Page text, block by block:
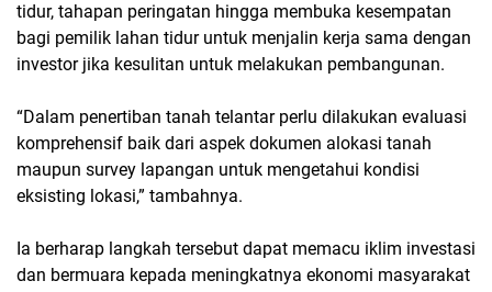
tidur, tahapan peringatan hingga membuka kesempatan
bagi pemilik lahan tidur untuk menjalin kerja sama dengan
investor jika kesulitan untuk melakukan pembangunan.
“Dalam penertiban tanah telantar perlu dilakukan evaluasi
komprehensif baik dari aspek dokumen alokasi tanah
maupun survey lapangan untuk mengetahui kondisi
eksisting lokasi,” tambahnya.
Ia berharap langkah tersebut dapat memacu iklim investasi
dan bermuara kepada meningkatnya ekonomi masyarakat